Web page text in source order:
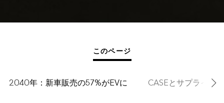
このページ
2040年：新車販売の57%がEVに CASEとサプライチ